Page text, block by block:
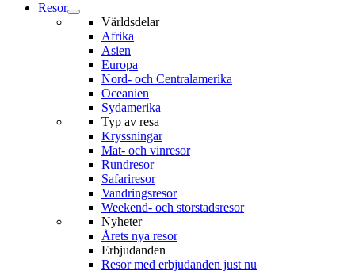
Resor
Världsdelar
Afrika
Asien
Europa
Nord- och Centralamerika
Oceanien
Sydamerika
Typ av resa
Kryssningar
Mat- och vinresor
Rundresor
Safariresor
Vandringsresor
Weekend- och storstadsresor
Nyheter
Årets nya resor
Erbjudanden
Resor med erbjudanden just nu